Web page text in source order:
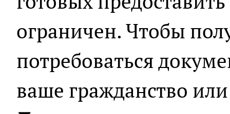
ограничен. Чтобы
потребоваться
ваше гражданство